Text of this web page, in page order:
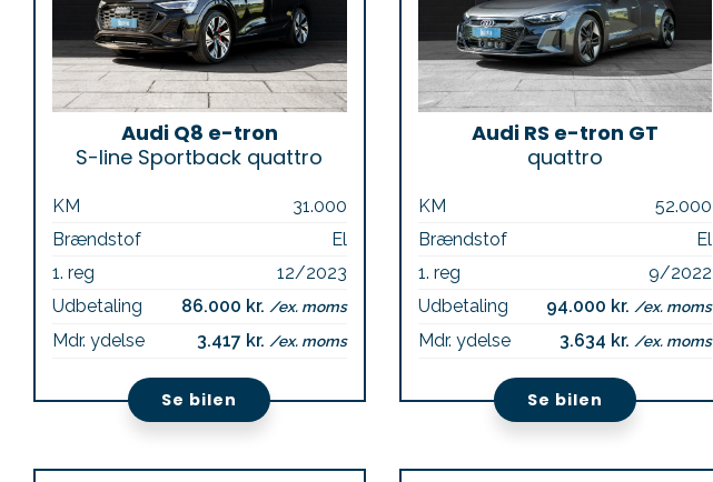
Audi Q8 e-tron
S-line Sportback quattro
KM
31.000
Brændstof
El
1. reg
12/2023
Udbetaling
86.000 kr. /ex. moms
Mdr. ydelse 3.417 kr. /ex. moms
Se bilen
Audi RS e-tron GT
quattro
KM
52.000
Brændstof
El
1. reg
9/2022
Udbetaling
94.000 kr. /ex. moms
Mdr. ydelse 3.634 kr. /ex. moms
Se bilen